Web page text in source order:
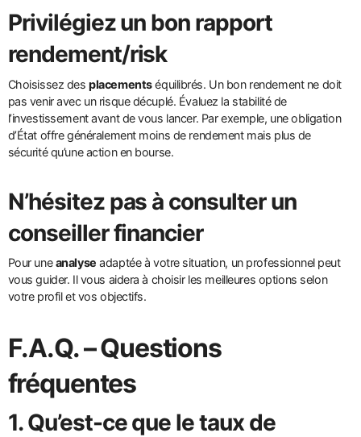
Privilégiez un bon rapport
rendement/risk
Choisissez desplacementséquilibrés. Un bon rendement ne doit
pas venir avec un risque décuplé. Évaluez la stabilité de
l’investissement avant de vous lancer. Par exemple, une obligation
d’État offre généralement moins de rendement mais plus de
sécurité qu’une action en bourse.
N’hésitez pas à consulter un
conseiller financier
Pour uneanalyse adaptée à votre situation, un professionnel peut
vous guider. Il vous aidera à choisir les meilleures options selon
votre profil et vos objectifs.
F.A.Q. – Questions
fréquentes
1. Qu’est-ce que letaux de